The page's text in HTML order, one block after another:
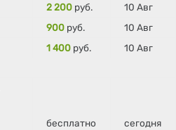
2 200 руб.
10 Авг
900 руб.
10 Авг
1 400 руб. 10 Авг
бесплатно сегодня